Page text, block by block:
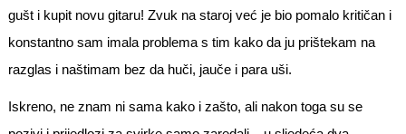
gušt i kupit novu gitaru! Zvuk na staroj već je bio pomalo kritičan i
konstantno sam imala problema s tim kako da ju prištekam na
razglas i naštimam bez da huči, jauče i para uši.
Iskreno, ne znam ni sama kako i zašto, ali nakon toga su se